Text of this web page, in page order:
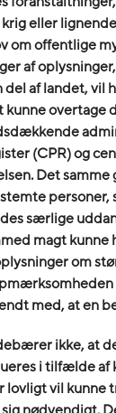
eller
om offentlige
af
af landet, vil
overtage
(CPR) og
Det
personer,
særlige
magt kunne
om
med, at en
ikke, at
i tilfælde af
lovligt vil kunne